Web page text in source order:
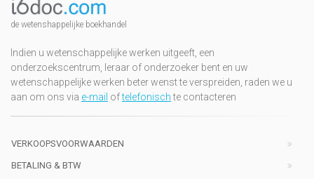
de wetenshappelijke boekhandel
Indien u wetenschappelijke werken uitgeeft, een
onderzoekscentrum, leraar of onderzoeker bent en uw
wetenschappelijke werken beter wenst te verspreiden, raden we u
aan om ons via e-mail oftelefonischte contacteren
VERKOOPSVOORWAARDEN
BETALING & BTW